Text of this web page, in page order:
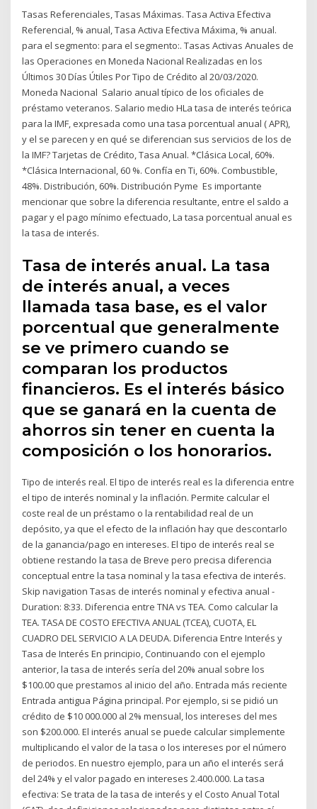
Tasas Referenciales, Tasas Máximas. Tasa Activa Efectiva
Referencial, % anual, Tasa Activa Efectiva Máxima, % anual.
para el segmento: para el segmento:. Tasas Activas Anuales de
las Operaciones en Moneda Nacional Realizadas en los
Últimos 30 Días Útiles Por Tipo de Crédito al 20/03/2020.
Moneda Nacional Salario anual típico de los oficiales de
préstamo veteranos. Salario medio ΗLa tasa de interés teórica
para la IMF, expresada como una tasa porcentual anual ( APR),
y el se parecen y en qué se diferencian sus servicios de los de
la IMF? Tarjetas de Crédito, Tasa Anual. *Clásica Local, 60%.
*Clásica Internacional, 60 %. Confía en Ti, 60%. Combustible,
48%. Distribución, 60%. Distribución Pyme Es importante
mencionar que sobre la diferencia resultante, entre el saldo a
pagar y el pago mínimo efectuado, La tasa porcentual anual es
la tasa de interés.
Tasa de interés anual. La tasa
de interés anual, a veces
llamada tasa base, es el valor
porcentual que generalmente
se ve primero cuando se
comparan los productos
financieros. Es el interés básico
que se ganará en la cuenta de
ahorros sin tener en cuenta la
composición o los honorarios.
Tipo de interés real. El tipo de interés real es la diferencia entre
el tipo de interés nominal y la inflación. Permite calcular el
coste real de un préstamo o la rentabilidad real de un
depósito, ya que el efecto de la inflación hay que descontarlo
de la ganancia/pago en intereses. El tipo de interés real se
obtiene restando la tasa de Breve pero precisa diferencia
conceptual entre la tasa nominal y la tasa efectiva de interés.
Skip navigation Tasas de interés nominal y efectiva anual -
Duration: 8:33. Diferencia entre TNA vs TEA. Como calcular la
TEA. TASA DE COSTO EFECTIVA ANUAL (TCEA), CUOTA, EL
CUADRO DEL SERVICIO A LA DEUDA. Diferencia Entre Interés y
Tasa de Interés En principio, Continuando con el ejemplo
anterior, la tasa de interés sería del 20% anual sobre los
$100.00 que prestamos al inicio del año. Entrada más reciente
Entrada antigua Página principal. Por ejemplo, si se pidió un
crédito de $10 000.000 al 2% mensual, los intereses del mes
son $200.000. El interés anual se puede calcular simplemente
multiplicando el valor de la tasa o los intereses por el número
de periodos. En nuestro ejemplo, para un año el interés será
del 24% y el valor pagado en intereses 2.400.000. La tasa
efectiva: Se trata de la tasa de interés y el Costo Anual Total